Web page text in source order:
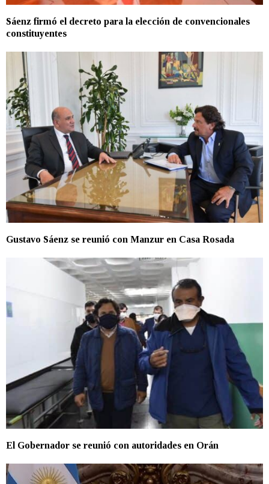
Sáenz firmó el decreto para la elección de convencionales
constituyentes
Gustavo Sáenz se reunió con Manzur en Casa Rosada
El Gobernador se reunió con autoridades en Orán